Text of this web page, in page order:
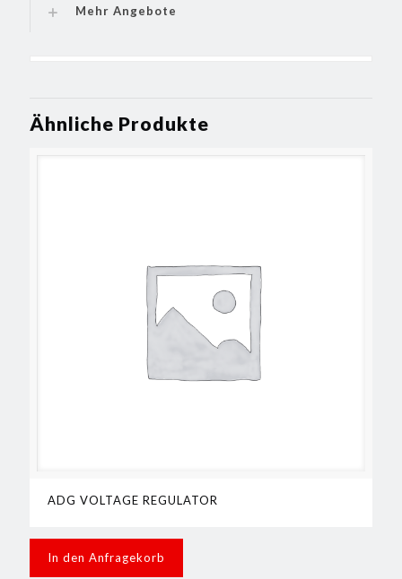
Mehr Angebote
Ähnliche Produkte
ADG VOLTAGE REGULATOR
In den Anfragekorb